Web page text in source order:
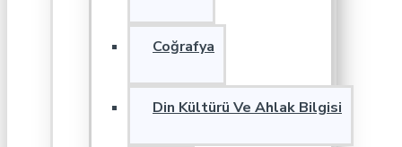
Coğrafya
Din Kültürü Ve Ahlak Bilgisi